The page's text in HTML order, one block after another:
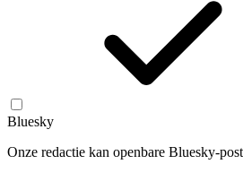
Bluesky
Onze redactie kan openbare Bluesky-